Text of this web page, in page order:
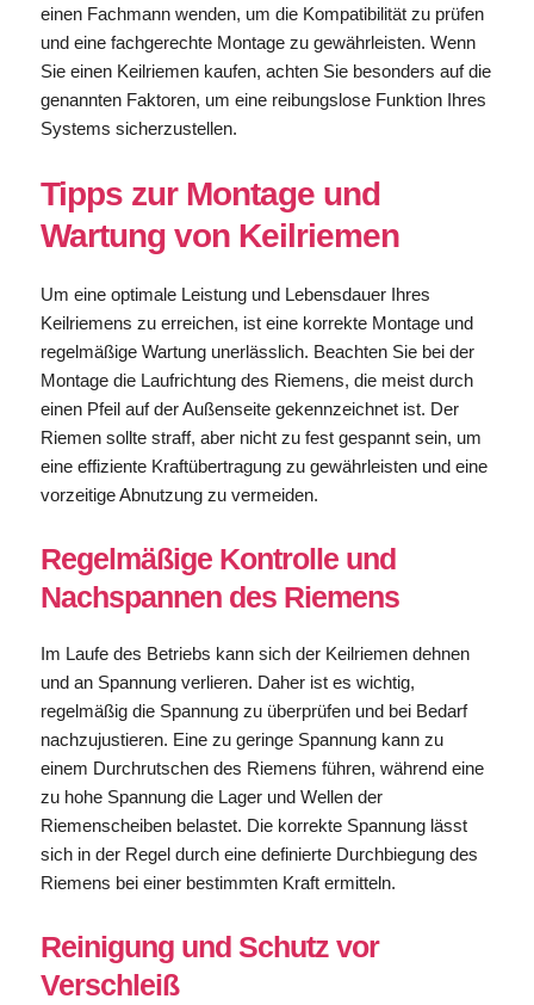
einen Fachmann wenden, um die Kompatibilität zu prüfen
und eine fachgerechte Montage zu gewährleisten. Wenn
Sie einen Keilriemen kaufen, achten Sie besonders auf die
genannten Faktoren, um eine reibungslose Funktion Ihres
Systems sicherzustellen.
Tipps zur Montage und
Wartung von Keilriemen
Um eine optimale Leistung und Lebensdauer Ihres
Keilriemens zu erreichen, ist eine korrekte Montage und
regelmäßige Wartung unerlässlich. Beachten Sie bei der
Montage die Laufrichtung des Riemens, die meist durch
einen Pfeil auf der Außenseite gekennzeichnet ist. Der
Riemen sollte straff, aber nicht zu fest gespannt sein, um
eine effiziente Kraftübertragung zu gewährleisten und eine
vorzeitige Abnutzung zu vermeiden.
Regelmäßige Kontrolle und
Nachspannen des Riemens
Im Laufe des Betriebs kann sich der Keilriemen dehnen
und an Spannung verlieren. Daher ist es wichtig,
regelmäßig die Spannung zu überprüfen und bei Bedarf
nachzujustieren. Eine zu geringe Spannung kann zu
einem Durchrutschen des Riemens führen, während eine
zu hohe Spannung die Lager und Wellen der
Riemenscheiben belastet. Die korrekte Spannung lässt
sich in der Regel durch eine definierte Durchbiegung des
Riemens bei einer bestimmten Kraft ermitteln.
Reinigung und Schutz vor
Verschleiß